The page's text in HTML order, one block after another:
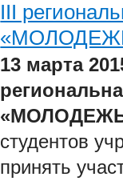
III
13 марта
студентов
принять